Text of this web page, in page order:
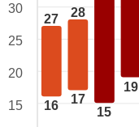
27
16
28
17
15
19
30
25
20
15